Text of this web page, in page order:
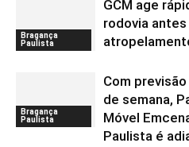
Bragança
Paulista
GCM age
rodovia
Bragança
Paulista
Com
de semana,
Móvel
Paulista é